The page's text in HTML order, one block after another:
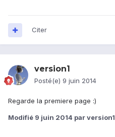
Citer
version1
Posté(e) 9 juin 2014
Regarde la premiere page :)
Modifié 9 juin 2014 par version1